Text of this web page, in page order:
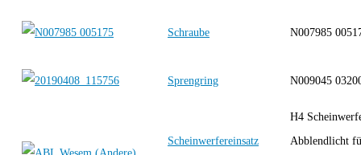
Schraube N007985
Sprengring N009045
Scheinwerfereinsatz
H4
Abblendlicht